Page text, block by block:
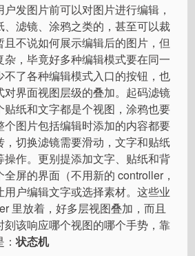
发图片前可以对图片进行编辑，
、滤镜、涂鸦之类的，甚至可以裁
不说如何展示编辑后的图片，但
，毕竟好多种编辑模式要在同一
了各种编辑模式入口的按钮，也
对界面视图层级的叠加。起码滤镜
纸和文字都是个视图，涂鸦也要
图片包括编辑时添加的内容都要
，切换滤镜需要滑动，文字和贴纸
作。更别提添加文字、贴纸和背
屏的界面（不用新的 controller，
户编辑文字或选择素材。这些业
里放着，好多层视图叠加，而且
该响应哪个视图的哪个手势，靠
：状态机